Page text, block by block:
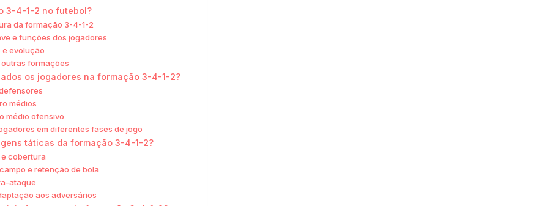
3-4-1-2 no futebol?
da formação 3-4-1-2
e funções dos jogadores
e evolução
formações
os jogadores na formação 3-4-1-2?
médios
médio ofensivo
em diferentes fases de jogo
táticas da formação 3-4-1-2?
cobertura
e retenção de bola
ataque
aos adversários